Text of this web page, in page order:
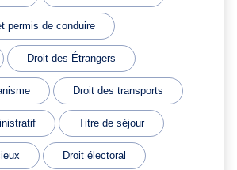
permis de conduire
Droit des Étrangers
Droit des transports
Titre de séjour
Droit électoral